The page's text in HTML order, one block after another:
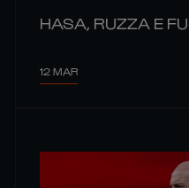
HASA, RUZZA E
12 MAR